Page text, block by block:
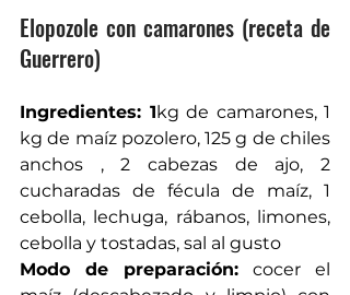
Elopozole con camarones (receta de
Guerrero)
Ingredientes: 1kg de camarones, 1
kg de maíz pozolero, 125 g de chiles
anchos , 2 cabezas de ajo, 2
cucharadas de fécula de maíz, 1
cebolla, lechuga, rábanos, limones,
cebolla y tostadas, sal al gusto
Modo de preparación: cocer el